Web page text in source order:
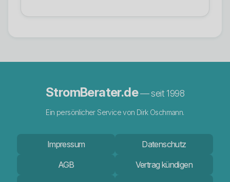
StromBerater.de— seit 1998
Ein persönlicher Service von Dirk Oschmann.
Impressum
Datenschutz
AGB
Vertrag kündigen